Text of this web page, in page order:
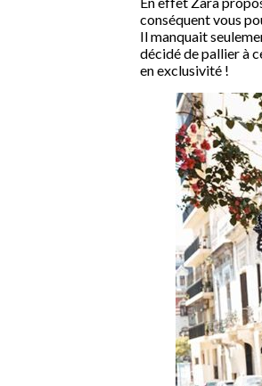
conséquent vous
Il manquait
décidé de pallier à
en exclusivité !